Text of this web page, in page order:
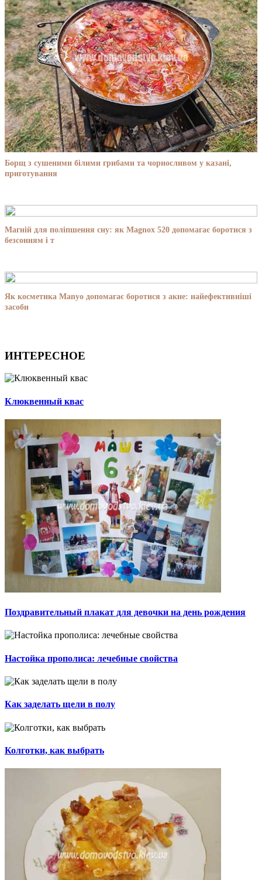
Борщ з сушеними білими грибами та чорносливом у казані,
приготування
Магній для поліпшення сну: як Magnox 520 допомагає боротися з
безсонням і т
Як косметика Manyo допомагає боротися з акне: найефективніші
засоби
ИНТЕРЕСНОЕ
Клюквенный квас
Поздравительный плакат для девочки на день рождения
Настойка прополиса: лечебные свойства
Как заделать щели в полу
Колготки, как выбрать